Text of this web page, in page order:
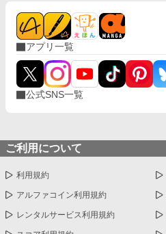
アプリ一覧
公式SNS一覧
ご利用について
利用規約
アルファコイン利用規約
レンタルサービス利用規約